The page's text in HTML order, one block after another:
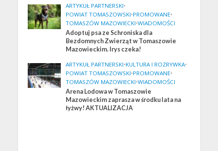
ARTYKUŁ PARTNERSKI•
POWIAT TOMASZOWSKI•PROMOWANE•
TOMASZÓW MAZOWIECKI•WIADOMOŚCI
Adoptuj psa ze Schroniska dla
Bezdomnych Zwierząt w Tomaszowie
Mazowieckim. Irys czeka!
ARTYKUŁ PARTNERSKI•KULTURA I ROZRYWKA•
POWIAT TOMASZOWSKI•PROMOWANE•
TOMASZÓW MAZOWIECKI•WIADOMOŚCI
Arena Lodowa w Tomaszowie
Mazowieckim zaprasza w środku lata na
łyżwy! AKTUALIZACJA